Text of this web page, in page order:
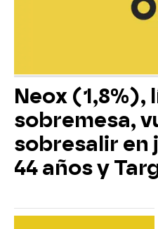
Neox (1,8%),
sobremesa,
sobresalir en
44 años y